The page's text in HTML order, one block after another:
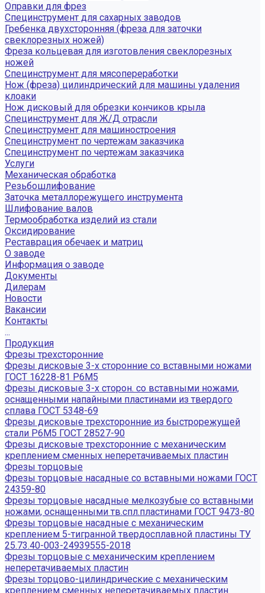
Оправки для фрез
Специнструмент для сахарных заводов
Гребенка двухсторонняя (фреза для заточки
свеклорезных ножей)
Фреза кольцевая для изготовления свеклорезных
ножей
Специнструмент для мясопереработки
Нож (фреза) цилиндрический для машины удаления
клоаки
Нож дисковый для обрезки кончиков крыла
Специнструмент для Ж/Д отрасли
Специнструмент для машиностроения
Специнструмент по чертежам заказчика
Специнструмент по чертежам заказчика
Услуги
Механическая обработка
Резьбошлифование
Заточка металлорежущего инструмента
Шлифование валов
Термообработка изделий из стали
Оксидирование
Реставрация обечаек и матриц
О заводе
Информация о заводе
Документы
Дилерам
Новости
Вакансии
Контакты
...
Продукция
Фрезы трехсторонние
Фрезы дисковые 3-х сторонние со вставными ножами
ГОСТ 16228-81 Р6М5
Фрезы дисковые 3-х сторон. со вставными ножами,
оснащенными напайными пластинами из твердого
сплава ГОСТ 5348-69
Фрезы дисковые трехсторонние из быстрорежущей
стали Р6М5 ГОСТ 28527-90
Фрезы дисковые трехсторонние с механическим
креплением сменных неперетачиваемых пластин
Фрезы торцовые
Фрезы торцовые насадные со вставными ножами ГОСТ
24359-80
Фрезы торцовые насадные мелкозубые со вставными
ножами, оснащенными тв.спл.пластинами ГОСТ 9473-80
Фрезы торцовые насадные с механическим
креплением 5-тигранной твердосплавной пластины ТУ
25.73.40-003-24939555-2018
Фрезы торцовые с механическим креплением
неперетачиваемых пластин
Фрезы торцово-цилиндрические с механическим
креплением сменных неперетачиваемых пластин